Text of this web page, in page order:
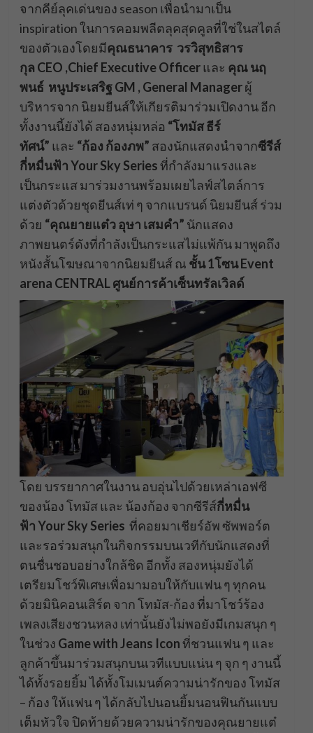
จากคีย์ลุคเด่นของ season เพื่อนำมาเป็น
inspiration ในการคอมพลีตลุคสุดคูลที่ใช่ในสไตล์
ของตัวเองโดยมีคุณธนาคาร วรวิสุทธิสาร
กุล CEO ,Chief Executive Officerและ คุณ นฤ
พนธ์ หนูประเสริฐ GM , General Managerผู้
บริหารจาก นิยมยีนส์ให้เกียรติมาร่วมเปิดงาน อีก
ทั้งงานนี้ยังได้ สองหนุ่มหล่อ “โทมัส ธีร์
ทัศน์” และ “ก้อง ก้องภพ” สองนักแสดงนำจากซีรีส์
กี่หมื่นฟ้า Your Sky Seriesที่กำลังมาแรงและ
เป็นกระแส มาร่วมงานพร้อมเผยไลฟ์สไตล์การ
แต่งตัวด้วยชุดยีนส์เท่ ๆ จากแบรนด์ นิยมยีนส์ ร่วม
ด้วย “คุณยายแต๋ว อุษา เสมคำ” นักแสดง
ภาพยนตร์ดังที่กำลังเป็นกระแสไม่แพ้กัน มาพูดถึง
หนังสั้นโฆษณาจากนิยมยีนส์ ณ ชั้น 1โซน Event
arena CENTRAL ศูนย์การค้าเซ็นทรัลเวิลด์
โดย บรรยากาศในงาน อบอุ่นไปด้วยเหล่าเอฟซี
ของน้อง โทมัส และ น้องก้อง จากซีรีส์กี่หมื่น
ฟ้า Your Sky Series ที่คอยมาเชียร์อัพ ซัพพอร์ต
และรอร่วมสนุกในกิจกรรมบนเวทีกับนักแสดงที่
ตนชื่นชอบอย่างใกล้ชิด อีกทั้ง สองหนุ่มยังได้
เตรียมโชว์พิเศษเพื่อมามอบให้กับแฟน ๆ ทุกคน
ด้วยมินิคอนเสิร์ต จาก โทมัส-ก้อง ที่มาโชว์ร้อง
เพลงเสียงชวนหลง เท่านั้นยังไม่พอยังมีเกมสนุก ๆ
ในช่วง Game with Jeans Iconที่ชวนแฟน ๆ และ
ลูกค้าขึ้นมาร่วมสนุกบนเวทีแบบแน่น ๆ จุก ๆ งานนี้
ได้ทั้งรอยยิ้ม ได้ทั้งโมเมนต์ความน่ารักของ โทมัส
– ก้อง ให้แฟน ๆ ได้กลับไปนอนยิ้มนอนฟินกันแบบ
เต็มหัวใจ ปิดท้ายด้วยความน่ารักของคุณยายแต๋